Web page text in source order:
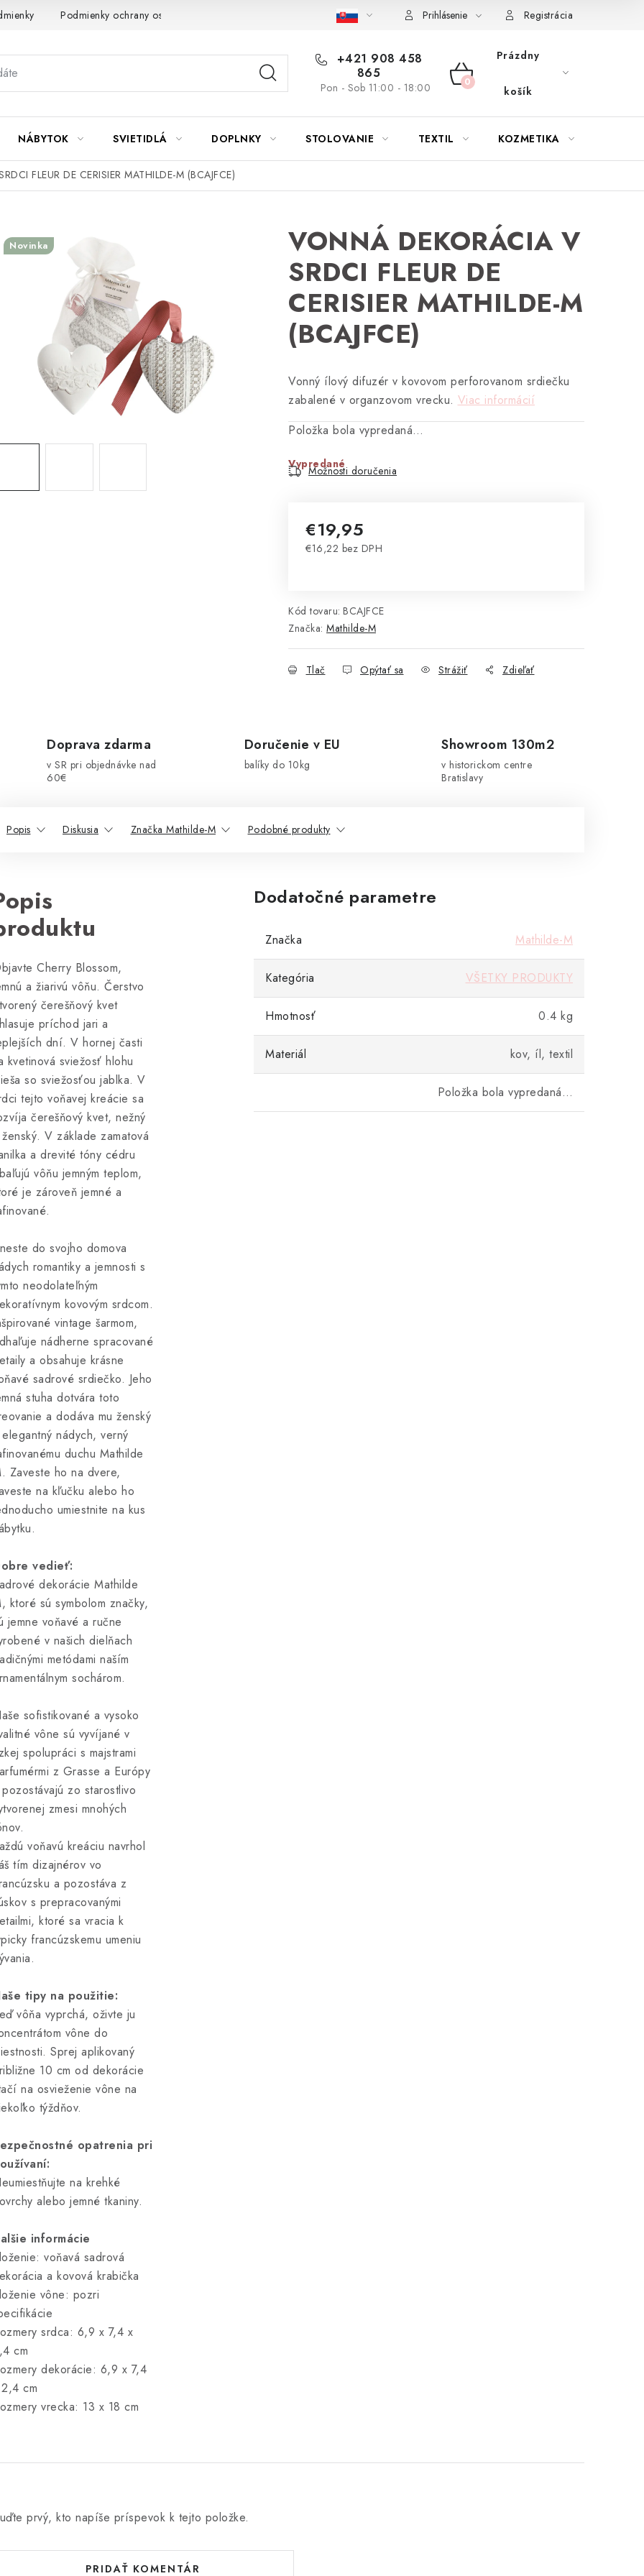
Podmienky ochrany osobných údajov Návod na údržbu nábytku Reklamačný poriadok Pravidlá zliav a akcií
Prihlásenie Registrácia
+421 908 458
865
Pon - Sob 11:00 - 18:00
NÁKUPNÝ
Prázdny
košík
NÁBYTOK SVIETIDLÁ DOPLNKY STOLOVANIE TEXTIL KOZMETIKA
FLEUR DE CERISIER MATHILDE-M (BCAJFCE)
VONNÁ DEKORÁCIA V
SRDCI FLEUR DE
CERISIER MATHILDE-M
(BCAJFCE)
Vonný ílový difuzér v kovovom perforovanom srdiečku
zabalené v organzovom vrecku. Viac informácií
Položka bola vypredaná…
Vypredané
Možnosti doručenia
€19,95
€16,22 bez DPH
Kód tovaru: BCAJFCE
Značka: Mathilde-M
Tlač Opýtať sa Strážiť Zdieľať
Novinka
Doprava zdarma
v SR pri objednávke nad
60€
Doručenie v EU
balíky do 10kg
Showroom 130m2
v historickom centre
Bratislavy
Popis Diskusia Značka Mathilde-M Podobné produkty
Cherry Blossom,
a žiarivú vôňu. Čerstvo
čerešňový kvet
príchod jari a
dní. V hornej časti
kvetinová sviežosť hlohu
so sviežosťou jablka. V
tejto voňavej kreácie sa
čerešňový kvet, nežný
V základe zamatová
a drevité tóny cédru
vôňu jemným teplom,
je zároveň jemné a
do svojho domova
romantiky a jemnosti s
neodolateľným
kovovým srdcom.
vintage šarmom,
nádherne spracované
a obsahuje krásne
sadrové srdiečko. Jeho
stuha dotvára toto
a dodáva mu ženský
nádych, verný
duchu Mathilde
Zaveste ho na dvere,
na kľučku alebo ho
umiestnite na kus
vedieť:
dekorácie Mathilde
ktoré sú symbolom značky,
jemne voňavé a ručne
v našich dielňach
metódami naším
sochárom.
sofistikované a vysoko
vône sú vyvíjané v
spolupráci s majstrami
z Grasse a Európy
zo starostlivo
zmesi mnohých
voňavú kreáciu navrhol
tím dizajnérov vo
a pozostáva z
s prepracovanými
ktoré sa vracia k
francúzskemu umeniu
tipy na použitie:
vôňa vyprchá, oživte ju
vône do
Sprej aplikovaný
10 cm od dekorácie
na osvieženie vône na
týždňov.
opatrenia pri
na krehké
alebo jemné tkaniny.
informácie
voňavá sadrová
a kovová krabička
vône: pozri
srdca: 6,9 x 7,4 x
cm
dekorácie: 6,9 x 7,4
cm
vrecka: 13 x 18 cm
Dodatočné parametre
Značka Mathilde-M
Kategória VŠETKY PRODUKTY
Hmotnosť 0.4 kg
Materiál kov, íl, textil
Položka bola vypredaná…
prvý, kto napíše príspevok k tejto položke.
PRIDAŤ KOMENTÁR